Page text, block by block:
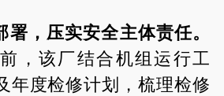
署，压实安全主体责任。
，该厂结合机组运行工
年度检修计划，梳理检修